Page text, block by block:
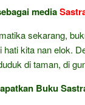
media
sekarang,
hati kita nan elok.
di taman, di
Buku